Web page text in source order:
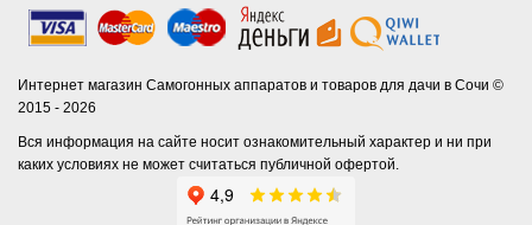
Интернет магазин Самогонных аппаратов и товаров для дачи в Сочи ©
2015 - 2026
Вся информация на сайте носит ознакомительный характер и ни при
каких условиях не может считаться публичной офертой.